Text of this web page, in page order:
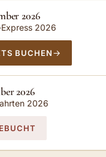
2026
2026
BUCHEN
2026
2026